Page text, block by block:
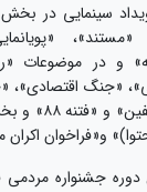
سینمایی در
و در موضوعات
«جنگ اقتصادی»،
«نهضت
و«فراخوان اکران
جشنواره مردمی